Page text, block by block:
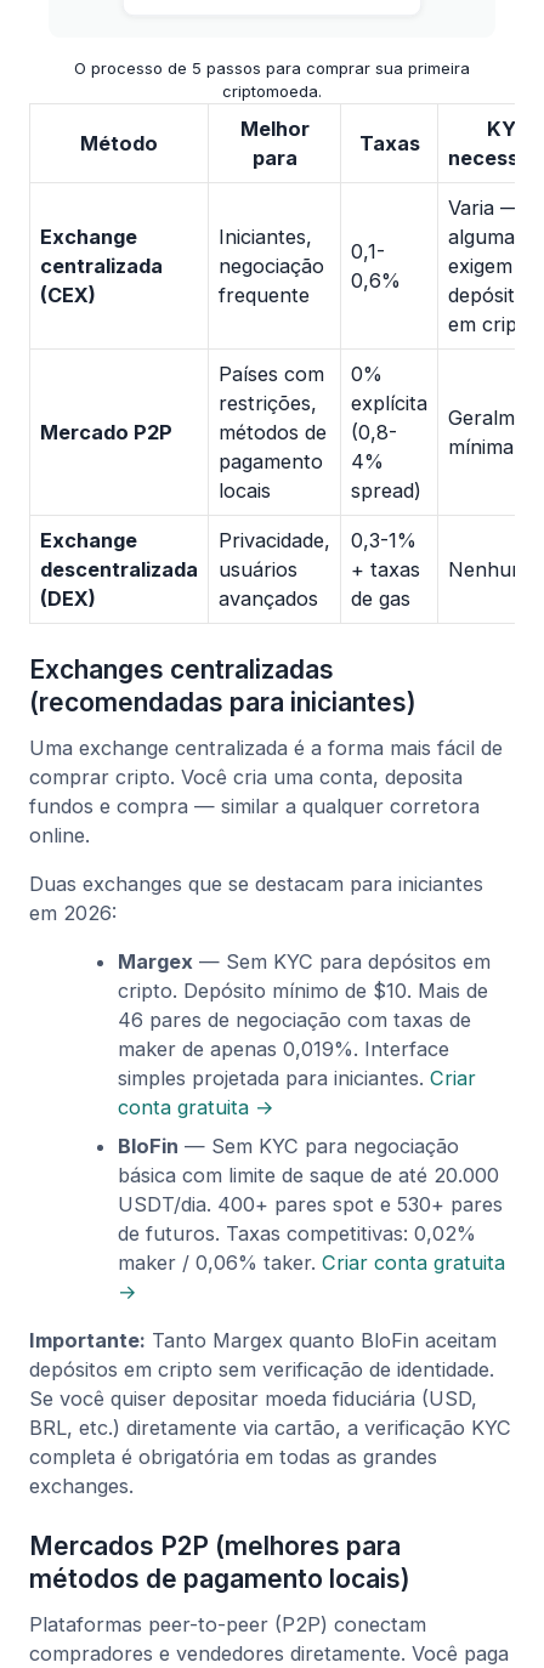
O processo de 5 passos para comprar sua primeira
criptomoeda.
Método
Melhor
para
Taxas
KYC
Exchange
centralizada
(CEX)
Iniciantes,
negociação
frequente
0,1-
0,6%
Varia —
algumas
exigem
depósitos
em cripto
Mercado P2P
Países com
restrições,
métodos de
pagamento
locais
0%
explícita
(0,8-
4%
spread)
mínima
Exchange
descentralizada
(DEX)
Privacidade,
usuários
avançados
0,3-1%
+ taxas
de gas
Nenhuma
Exchanges centralizadas
(recomendadas para iniciantes)
Uma exchange centralizada é a forma mais fácil de
comprar cripto. Você cria uma conta, deposita
fundos e compra — similar a qualquer corretora
online.
Duas exchanges que se destacam para iniciantes
em 2026:
Margex— Sem KYC para depósitos em
cripto. Depósito mínimo de $10. Mais de
46 pares de negociação com taxas de
maker de apenas 0,019%. Interface
simples projetada para iniciantes. Criar
conta gratuita →
BloFin — Sem KYC para negociação
básica com limite de saque de até 20.000
USDT/dia. 400+ pares spot e 530+ pares
de futuros. Taxas competitivas: 0,02%
maker / 0,06% taker. Criar conta gratuita
→
Importante: Tanto Margex quanto BloFin aceitam
depósitos em cripto sem verificação de identidade.
Se você quiser depositar moeda fiduciária (USD,
BRL, etc.) diretamente via cartão, a verificação KYC
completa é obrigatória em todas as grandes
exchanges.
Mercados P2P (melhores para
métodos de pagamento locais)
Plataformas peer-to-peer (P2P) conectam
compradores e vendedores diretamente. Você paga